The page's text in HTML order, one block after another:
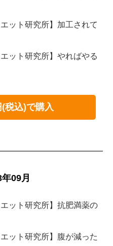
エット研究所】加工されて
エット研究所】やればやる
税込)で購入
09月
エット研究所】抗肥満薬の
エット研究所】腹が減った